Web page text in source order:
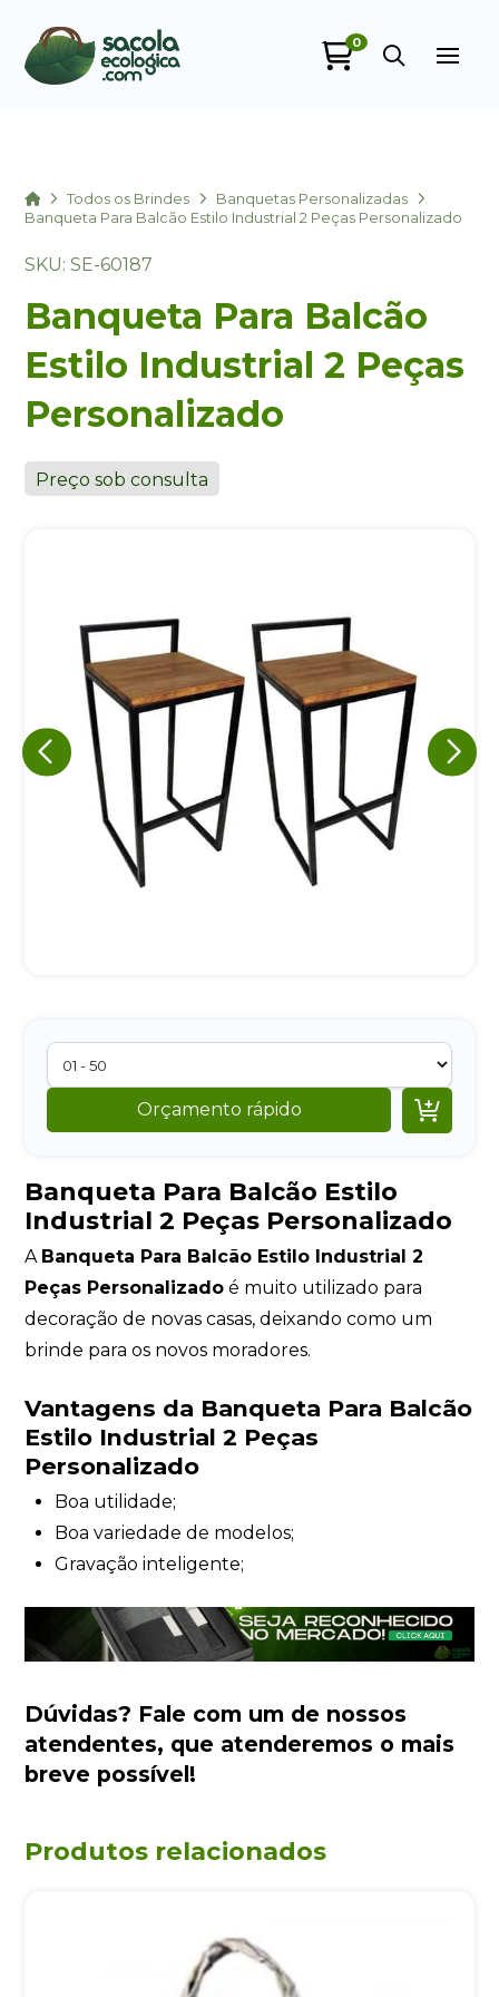
0
HomeTodos os Brindes
Banquetas Personalizadas
Banqueta Para Balcão Estilo Industrial 2 Peças Personalizado
SKU: SE-60187
Banqueta Para Balcão
Estilo Industrial 2 Peças
Personalizado
Preço sob consulta
Orçamento rápido 
Banqueta Para Balcão Estilo
Industrial 2 Peças Personalizado
A Banqueta Para Balcão Estilo Industrial 2
Peças Personalizado é muito utilizado para
decoração de novas casas, deixando como um
brinde para os novos moradores.
Vantagens da Banqueta Para Balcão
Estilo Industrial 2 Peças
Personalizado
Boa utilidade;
Boa variedade de modelos;
Gravação inteligente;
Dúvidas? Fale com um de nossos
atendentes, que atenderemos o mais
breve possível!
Produtos relacionados
+55
A nossa empresa está comprometida a proteger e respeitar
sua privacidade, utilizaremos seus dados apenas para fins
de marketing. Você pode alterar suas preferências a
qualquer momento.
Iniciar conversa